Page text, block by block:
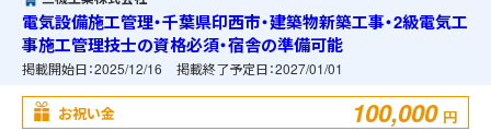
電気設備施工管理・千葉県印西市・建築物新築工事・2級電気工
事施工管理技士の資格必須・宿舎の準備可能
掲載開始日：2025/12/16 掲載終了予定日：2027/01/01
お祝い金 100,000 円